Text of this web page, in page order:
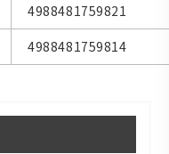
4988481759821
4988481759814